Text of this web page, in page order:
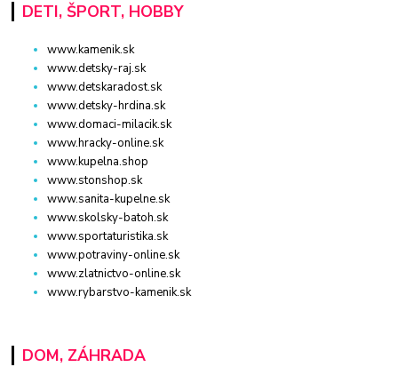
DETI, ŠPORT, HOBBY
www.kamenik.sk
www.detsky-raj.sk
www.detskaradost.sk
www.detsky-hrdina.sk
www.domaci-milacik.sk
www.hracky-online.sk
www.kupelna.shop
www.stonshop.sk
www.sanita-kupelne.sk
www.skolsky-batoh.sk
www.sportaturistika.sk
www.potraviny-online.sk
www.zlatnictvo-online.sk
www.rybarstvo-kamenik.sk
DOM, ZÁHRADA